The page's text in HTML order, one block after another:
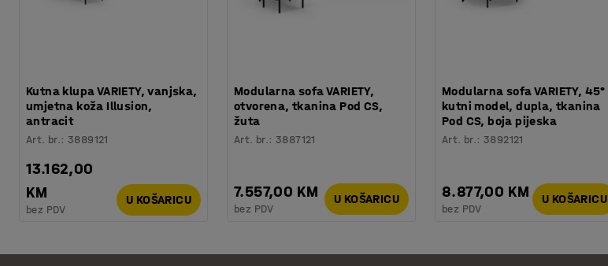
Kutna klupa VARIETY, vanjska,
umjetna koža Illusion,
antracit
Art. br.:3889121
13.162,00
KM
bez PDV
U KOŠARICU
Modularna sofa VARIETY,
otvorena, tkanina Pod CS,
žuta
Art. br.:3887121
7.557,00 KM
bez PDV
U KOŠARICU
Modularna sofa VARIETY, 45°
kutni model, dupla, tkanina
Pod CS, boja pijeska
Art. br.:3892121
8.877,00 KM
bez PDV
U KOŠARICU